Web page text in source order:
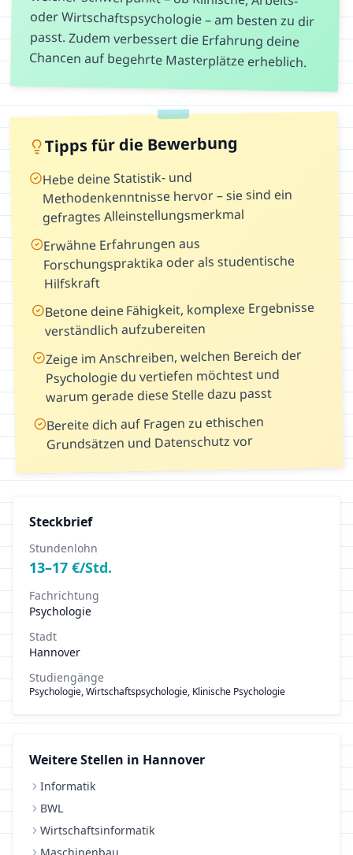
Chancen auf begehrte Masterplätze erheblich.
Tipps für die Bewerbung
Hebe deine Statistik- und
Methodenkenntnisse hervor – sie sind ein
gefragtes Alleinstellungsmerkmal
Erwähne Erfahrungen aus
Forschungspraktika oder als studentische
Hilfskraft
Betone deine Fähigkeit, komplexe Ergebnisse
verständlich aufzubereiten
Zeige im Anschreiben, welchen Bereich der
Psychologie du vertiefen möchtest und
warum gerade diese Stelle dazu passt
Bereite dich auf Fragen zu ethischen
Grundsätzen und Datenschutz vor
Steckbrief
Stundenlohn
13–17 €/Std.
Fachrichtung
Psychologie
Stadt
Hannover
Studiengänge
Psychologie, Wirtschaftspsychologie, Klinische Psychologie
Weitere Stellen in Hannover
Informatik
BWL
Wirtschaftsinformatik